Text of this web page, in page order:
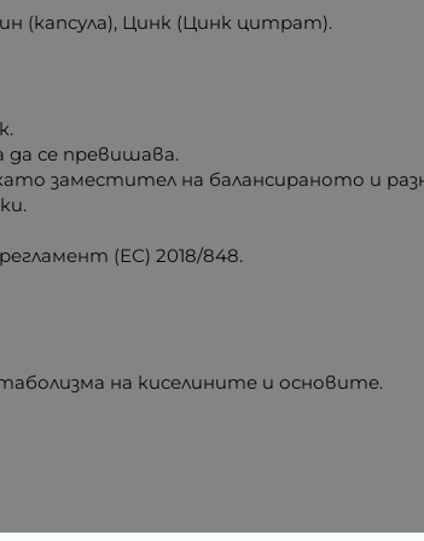
(капсула), Цинк (Цинк цитрат).
се превишава.
заместител на балансираното и
(ЕС) 2018/848.
на киселините и основите.